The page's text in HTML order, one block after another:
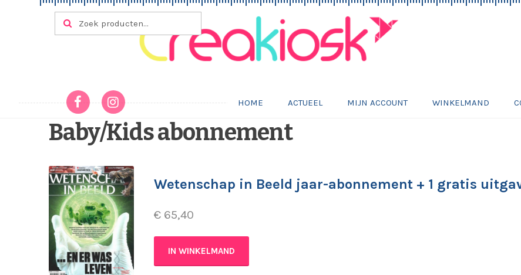
Ga door naar navigatie
Ga naar de inhoud
Zoeken naar:
ZOEKEN
HOME ACTUEEL MIJN ACCOUNT WINKELMAND
Baby/Kids abonnement
Wetenschap in Beeld jaar-abonnement + 1 gratis
€65,40
IN WINKELMAND